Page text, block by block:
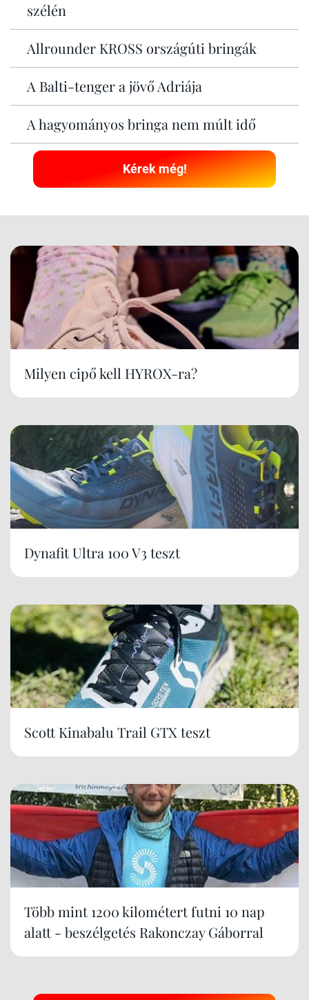
szélén
Allrounder KROSS országúti bringák
A Balti-tenger a jövő Adriája
A hagyományos bringa nem múlt idő
Kérek még!
Milyen cipő kell HYROX-ra?
Dynafit Ultra 100 V3 teszt
Scott Kinabalu Trail GTX teszt
Több mint 1200 kilométert futni 10 nap
alatt - beszélgetés Rakonczay Gáborral